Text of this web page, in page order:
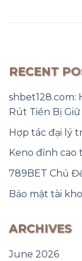
RECENT
shbet128.com:
Rút Tiền Bị
Hợp tác đại lý
Keno đỉnh cao
789BET Chủ
Bảo mật tài
ARCHIVES
June 2026